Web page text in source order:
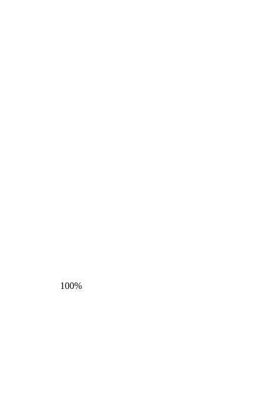
100%